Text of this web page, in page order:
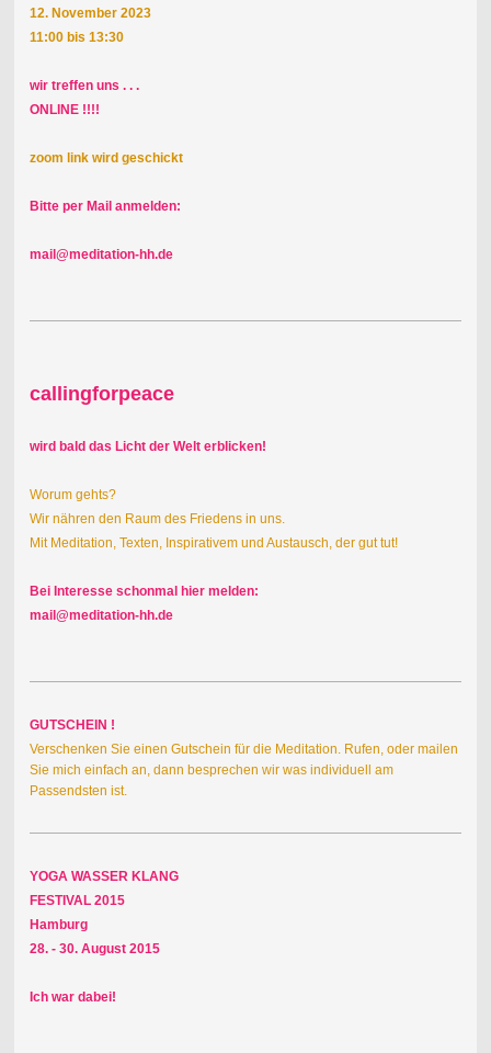
12. November 2023
11:00 bis 13:30
wir treffen uns . . .
ONLINE !!!!
zoom link wird geschickt
Bitte per Mail anmelden:
mail@meditation-hh.de
callingforpeace
wird bald das Licht der Welt erblicken!
Worum gehts?
Wir nähren den Raum des Friedens in uns.
Mit Meditation, Texten, Inspirativem und Austausch, der gut tut!
Bei Interesse schonmal hier melden:
mail@meditation-hh.de
GUTSCHEIN !
Verschenken Sie einen Gutschein für die Meditation. Rufen, oder mailen
Sie mich einfach an, dann besprechen wir was individuell am
Passendsten ist.
YOGA WASSER KLANG
FESTIVAL 2015
Hamburg
28. - 30. August 2015
Ich war dabei!